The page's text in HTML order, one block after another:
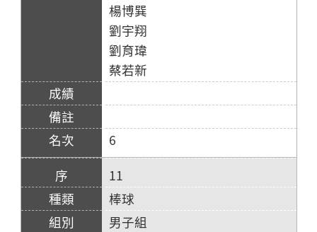
楊博巽
劉宇翔
劉育瑋
蔡若新
6
11
棒球
男子組